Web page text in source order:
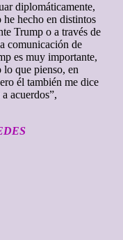
diplomáticamente,
hecho en distintos
Trump o a través de
comunicación de
es muy importante,
lo que pienso, en
él también me dice
acuerdos”,